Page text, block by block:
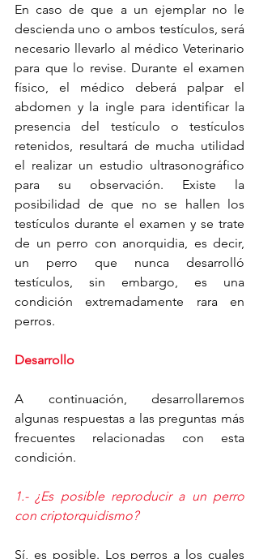
En caso de que a un ejemplar no le
descienda uno o ambos testículos, será
necesario llevarlo al médico Veterinario
para que lo revise. Durante el examen
físico, el médico deberá palpar el
abdomen y la ingle para identificar la
presencia del testículo o testículos
retenidos, resultará de mucha utilidad
el realizar un estudio ultrasonográfico
para su observación. Existe la
posibilidad de que no se hallen los
testículos durante el examen y se trate
de un perro con anorquidia, es decir,
un perro que nunca desarrolló
testículos, sin embargo, es una
condición extremadamente rara en
perros.
Desarrollo
A continuación, desarrollaremos
algunas respuestas a las preguntas más
frecuentes relacionadas con esta
condición.
1.- ¿Es posible reproducir a un perro
con criptorquidismo?
Sí, es posible. Los perros a los cuales